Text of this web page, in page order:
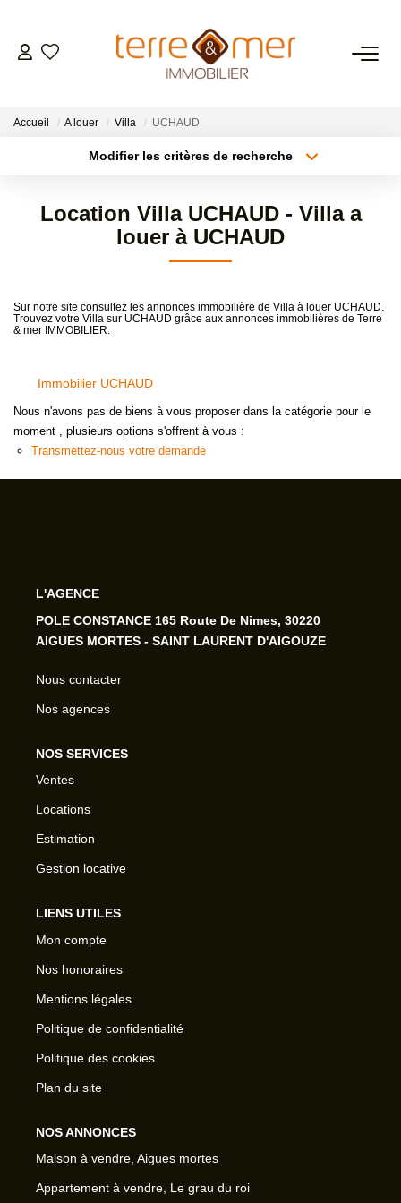
NOS AGENCES
Accueil A louer Villa UCHAUD
Modifier les critères de recherche
Sélectionnez...
Type de bien
Surface min
Créer une alerte
Location Villa UCHAUD - Villa a
louer à UCHAUD
Sur notre site consultez les annonces immobilière de Villa à louer UCHAUD.
Trouvez votre Villa sur UCHAUD grâce aux annonces immobilières de Terre
& mer IMMOBILIER.
Immobilier UCHAUD
Nous n'avons pas de biens à vous proposer dans la catégorie pour le
moment , plusieurs options s'offrent à vous :
Transmettez-nous votre demande
L'AGENCE
POLE CONSTANCE 165 Route De Nimes, 30220
AIGUES MORTES - SAINT LAURENT D'AIGOUZE
Nous contacter
Nos agences
NOS SERVICES
Ventes
Locations
Estimation
Gestion locative
LIENS UTILES
Mon compte
Nos honoraires
Mentions légales
Politique de confidentialité
Politique des cookies
Plan du site
NOS ANNONCES
Maison à vendre, Aigues mortes
Appartement à vendre, Le grau du roi